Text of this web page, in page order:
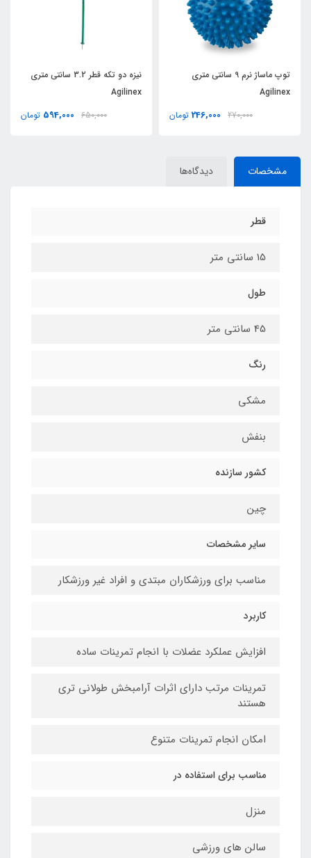
توپ ماساژ نرم 9 سانتی متری
Agilinex
270,000
246,000 تومان
نیزه دو تکه قطر 3.2 سانتی متری
Agilinex
650,000
594,000 تومان
مشخصات دیدگاه‌ها
قطر
15 سانتی متر
طول
45 سانتی متر
رنگ
مشکی
بنفش
کشور سازنده
چین
سایر مشخصات
مناسب برای ورزشکاران مبتدی و افراد غیر ورزشکار
کاربرد
افزایش عملکرد عضلات با انجام تمرینات ساده
تمرینات مرتب دارای اثرات آرامبخش طولانی تری
هستند
امکان انجام تمرینات متنوع
مناسب برای استفاده در
منزل
سالن های ورزشی